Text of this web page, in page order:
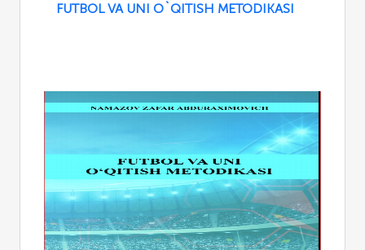
FUTBOL VA UNI O`QITISH METODIKASI